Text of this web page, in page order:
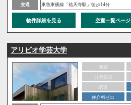
交通
東急東横線「祐天寺駅」徒歩14分
物件詳細を見る 空室一覧ページ
アリビオ学芸大学
新築
分譲賃貸
駅近
仲介料ゼロ